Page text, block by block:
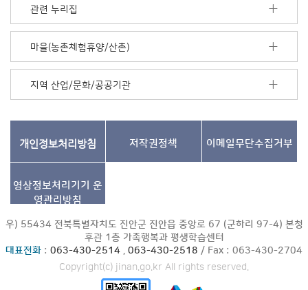
기
관련 누리집
마을(농촌체험휴양/산촌)
지역 산업/문화/공공기관
개인정보처리방침 저작권정책 이메일무단수집거부
영상정보처리기기운
영관리방침
우) 55434 전북특별자치도 진안군 진안읍 중앙로 67 (군하리 97-4) 본청
후관 1층 가족행복과 평생학습센터
대표전화 : 063-430-2514 , 063-430-2518 / Fax : 063-430-2704
Copyright(c) jinan.go.kr All rights reserved.